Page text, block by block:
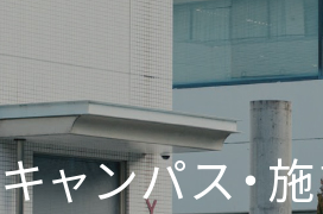
キャンパス・